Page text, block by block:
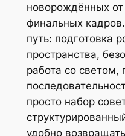
новорождённых от
финальных
путь: подготовка
пространства,
работа со светом,
просто набор
удобно